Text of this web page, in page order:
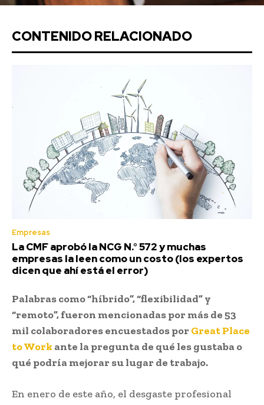
CONTENIDO RELACIONADO
Empresas
La CMF aprobó la NCG N.° 572 y muchas
empresas la leen como un costo (los expertos
dicen que ahí está el error)
Palabras como “híbrido”, “flexibilidad” y
“remoto”, fueron mencionadas por más de 53
mil colaboradores encuestados porGreat Place
to Work ante la pregunta de qué les gustaba o
qué podría mejorar su lugar de trabajo.
En enero de este año, el desgaste profesional